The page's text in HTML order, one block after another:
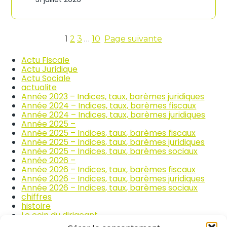
c
m
e
l
a
r
p
a
r
t
i
o
u
n
i
e
r
i
x
d
e
s
p
r
o
d
u
i
s
1 2 3 … 10 Page suivante
Actu Fiscale
Actu Juridique
Actu Sociale
actualite
Année 2023 – Indices, taux, barèmes juridiques
Année 2024 – Indices, taux, barèmes fiscaux
Année 2024 – Indices, taux, barèmes juridiques
Année 2025 –
Année 2025 – Indices, taux, barèmes fiscaux
Année 2025 – Indices, taux, barèmes juridiques
Année 2025 – Indices, taux, barèmes sociaux
Année 2026 –
Année 2026 – Indices, taux, barèmes fiscaux
Année 2026 – Indices, taux, barèmes juridiques
Année 2026 – Indices, taux, barèmes sociaux
chiffres
histoire
Le coin du dirigeant